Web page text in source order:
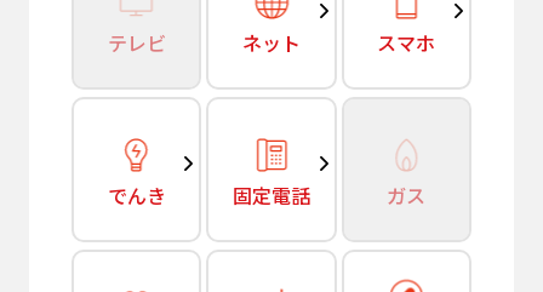
テレビ ネット スマホ
でんき 固定電話 ガス